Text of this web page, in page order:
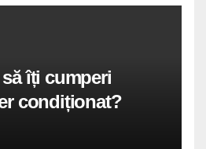
îți cumperi
condiționat?